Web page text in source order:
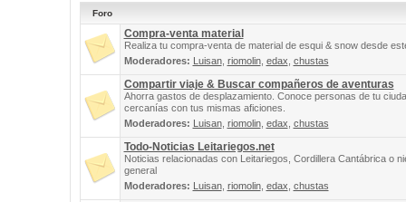
Foro
Compra-venta material
Realiza tu compra-venta de material de esqui & snow desde
Moderadores: Luisan, riomolin, edax chustas
Compartir viaje & Buscar compañeros de aventuras
Ahorra gastos de desplazamiento. Conoce personas de tu
cercanías con tus mismas aficiones.
Moderadores: Luisan, riomolin, edax chustas
Todo-Noticias Leitariegos.net
Noticias relacionadas con Leitariegos, Cordillera Cantábrica o
general
Moderadores: Luisan, riomolin, edax chustas